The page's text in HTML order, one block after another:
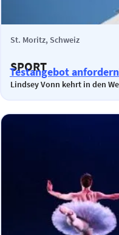
St. Moritz, Schweiz
SPORT
Lindsey Vonn kehrt in den
Testangebot anfordern